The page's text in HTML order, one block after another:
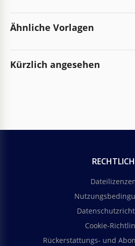
Ähnliche Vorlagen
Kürzlich angesehen
RECHTLICH
Cookie-
Rückerstattungs- und